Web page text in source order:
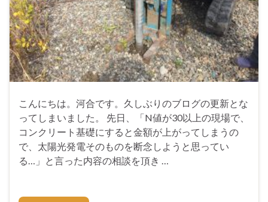
こんにちは。河合です。久しぶりのブログの更新とな
ってしまいました。 先日、「N値が30以上の現場で、
コンクリート基礎にすると金額が上がってしまうの
で、太陽光発電そのものを断念しようと思ってい
る…」と言った内容の相談を頂き …